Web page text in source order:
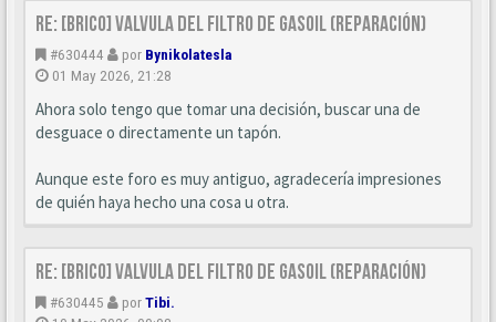
Re: [BRICO] Valvula del filtro de gasoil (reparación)
#630444 por Bynikolatesla
01 May 2026, 21:28
Ahora solo tengo que tomar una decisión, buscar una de
desguace o directamente un tapón.
Aunque este foro es muy antiguo, agradecería impresiones
de quién haya hecho una cosa u otra.
Re: [BRICO] Valvula del filtro de gasoil (reparación)
#630445 porTibi.